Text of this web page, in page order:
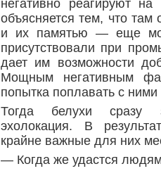
негативно реагируют
объясняется тем, что
и их памятью — еще
присутствовали при
дает им возможности
Мощным негативным
попытка поплавать с
Тогда белухи сразу
эхолокация. В
крайне важные для них
— Когда же удастся